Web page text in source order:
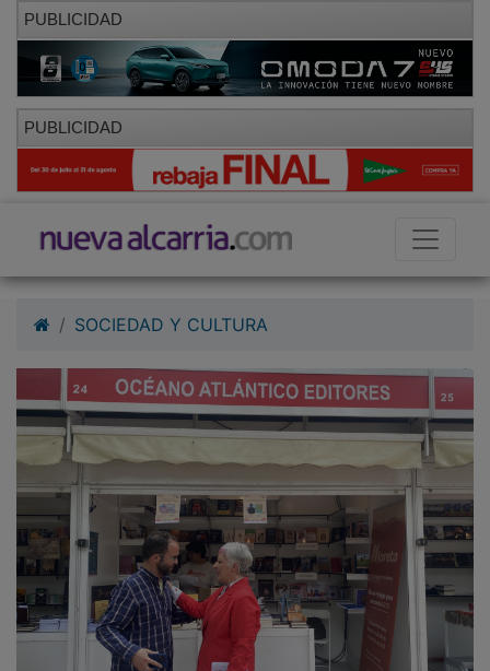
PUBLICIDAD
PUBLICIDAD